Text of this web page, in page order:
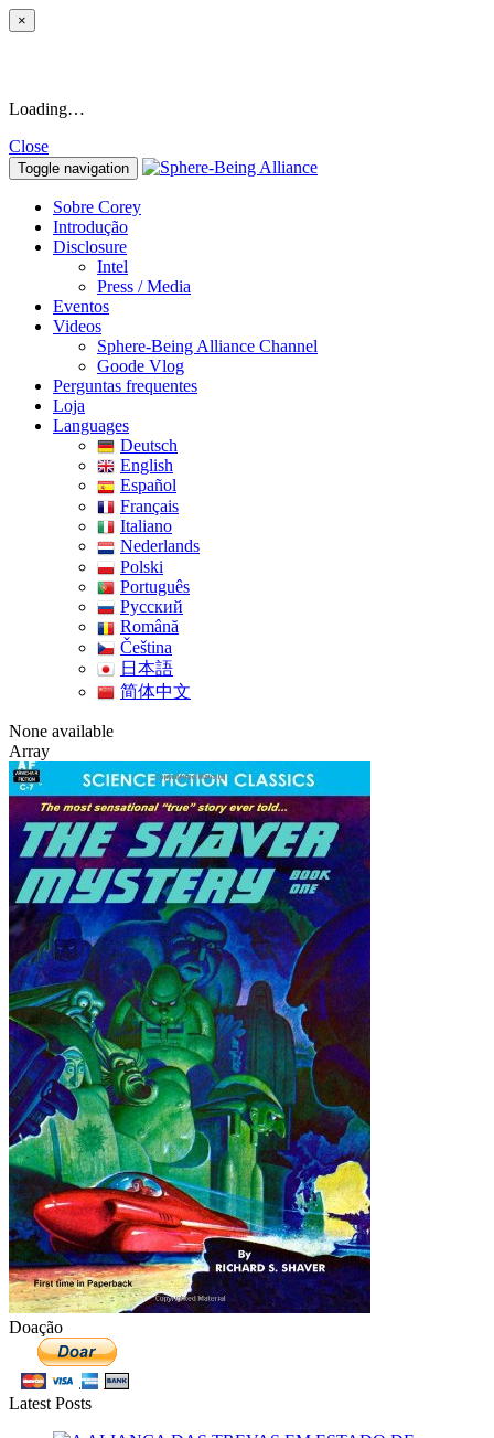
×
Loading…
Close
Toggle navigation
Sobre Corey
Introdução
Disclosure
Intel
Press / Media
Eventos
Videos
Sphere-Being Alliance Channel
Goode Vlog
Perguntas frequentes
Loja
Languages
Deutsch
English
Español
Français
Italiano
Nederlands
Polski
Português
Pусский
Română
Čeština
日本語
简体中文
None available
Array
Doação
Latest Posts